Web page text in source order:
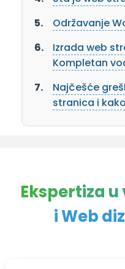
Održavanje
Izrada web
Kompletan
Najčešće
stranica i
Ekspertiza
i Web